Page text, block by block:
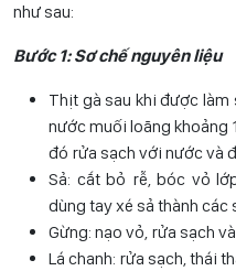
như sau:
Bước 1: Sơ chế nguyên liệu
Thịt gà sau khi được làm
nước muối loãng khoảng
đó rửa sạch với nước và
Sả: cắt bỏ rễ, bóc vỏ
dùng tay xé sả thành các
Gừng: nạo vỏ, rửa sạch
Lá chanh: rửa sạch, thái